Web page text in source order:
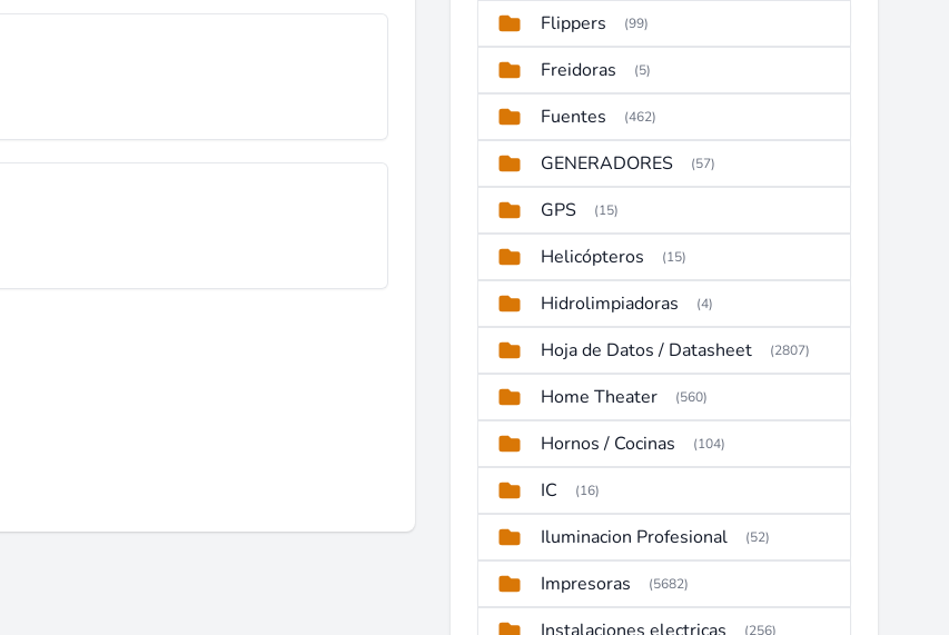
Flippers (99)
Freidoras (5)
Fuentes (462)
GENERADORES (57)
GPS (15)
Helicópteros (15)
Hidrolimpiadoras (4)
Hoja de Datos / Datasheet (2807)
Home Theater (560)
Hornos / Cocinas (104)
IC (16)
Iluminacion Profesional (52)
Impresoras (5682)
(256)